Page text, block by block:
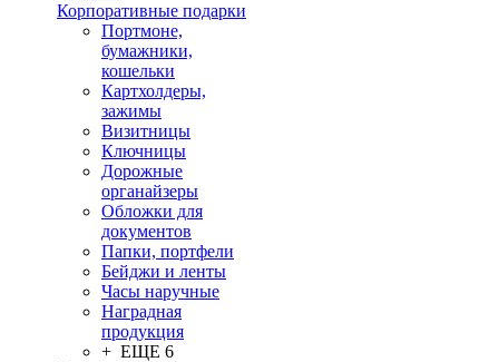
Корпоративные подарки
Портмоне,
бумажники,
кошельки
Картхолдеры,
зажимы
Визитницы
Ключницы
Дорожные
органайзеры
Обложки для
документов
Папки, портфели
Бейджи и ленты
Часы наручные
Наградная
продукция
+ ЕЩЕ 6